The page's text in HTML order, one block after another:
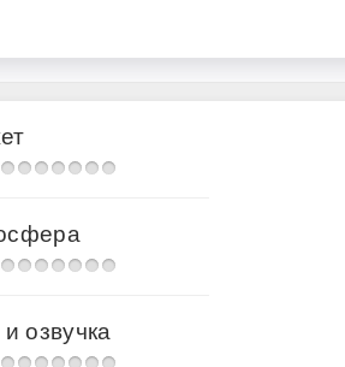
и озвучка